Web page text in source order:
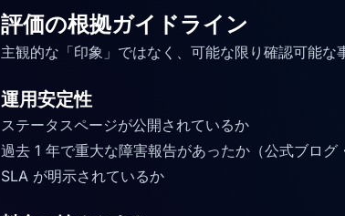
評価の根拠ガイドライン
主観的な「印象」ではなく、可能な限り確認可能な
運用安定性
ステータスページが公開されているか
過去 1 年で重大な障害報告があったか（公式ブロ
SLA が明示されているか